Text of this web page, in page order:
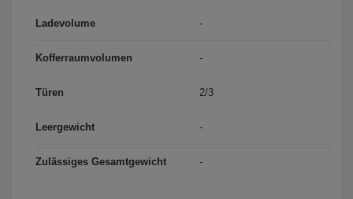
Ladevolume -
Kofferraumvolumen -
Türen 2/3
Leergewicht -
Zulässiges Gesamtgewicht -